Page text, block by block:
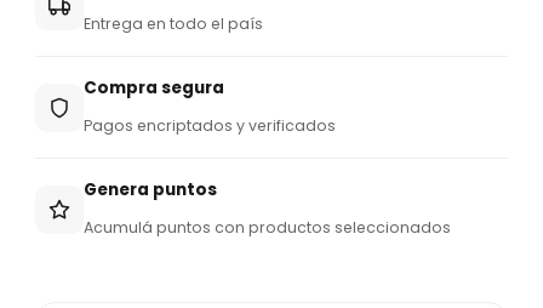
Entrega en todo el país
Compra segura
Pagos encriptados y verificados
Genera puntos
Acumulá puntos con productos seleccionados